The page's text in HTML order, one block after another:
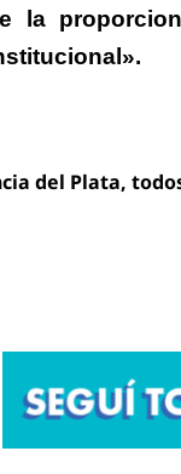
la
del Plata,